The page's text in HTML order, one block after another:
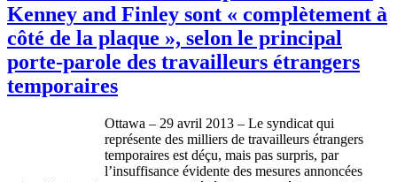
Kenney and Finley sont « complètement à
côté de la plaque », selon le principal
porte-parole des travailleurs étrangers
temporaires
Ottawa – 29 avril 2013 – Le syndicat qui
représente des milliers de travailleurs étrangers
temporaires est déçu, mais pas surpris, par
l’insuffisance évidente des mesures annoncées